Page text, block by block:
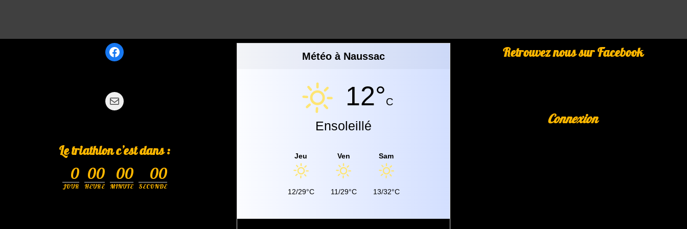
Le triathlon c’est dans :
0
JOUR
00
HEURE
00
MINUTE
00
SECONDE
Météo à Naussac
12°C
Ensoleillé
Jeu
12/29°C
Ven
11/29°C
Sam
13/32°C
Retrouvez nous sur Facebook
Connexion